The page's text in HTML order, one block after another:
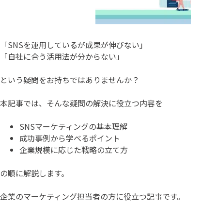
「SNSを運用しているが成果が伸びない」
「自社に合う活用法が分からない」
という疑問をお持ちではありませんか？
本記事では、そんな疑問の解決に役立つ内容を
SNSマーケティングの基本理解
成功事例から学べるポイント
企業規模に応じた戦略の立て方
の順に解説します。
企業のマーケティング担当者の方に役立つ記事です。